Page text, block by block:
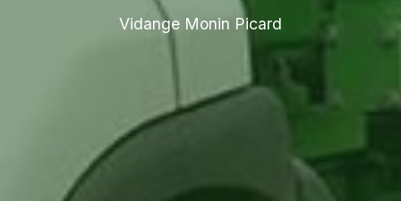
Vidange Monin Picard